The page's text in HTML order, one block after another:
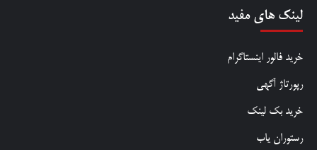
لینک های مفید
خرید فالور اینستاگرام
رپورتاژ آگهی
خرید بک لینک
رستوران یاب